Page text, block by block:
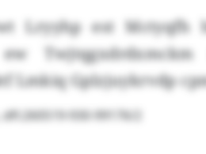
Lryyhp est Mctyqfh
ew
Lmkiq Gplzjuykrvdp
930-99176/2